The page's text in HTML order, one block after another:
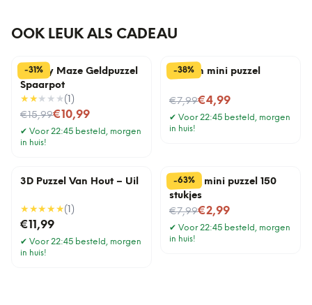
OOK LEUK ALS CADEAU
-31%
Money Maze Geldpuzzel
Spaarpot
★★ ★★★( 1 )
€15,99
Nu voor€10,99
✔ Voor 22:45 besteld, morgen
in huis!
-38%
Houten mini puzzel
€7,99
Nu voor€4,99
✔ Voor 22:45 besteld, morgen
in huis!
3D Puzzel Van Hout – Uil
★★★★★( 1 )
€11,99
✔ Voor 22:45 besteld, morgen
in huis!
-63%
Vogels mini puzzel 150
stukjes
€7,99
Nu voor€2,99
✔ Voor 22:45 besteld, morgen
in huis!